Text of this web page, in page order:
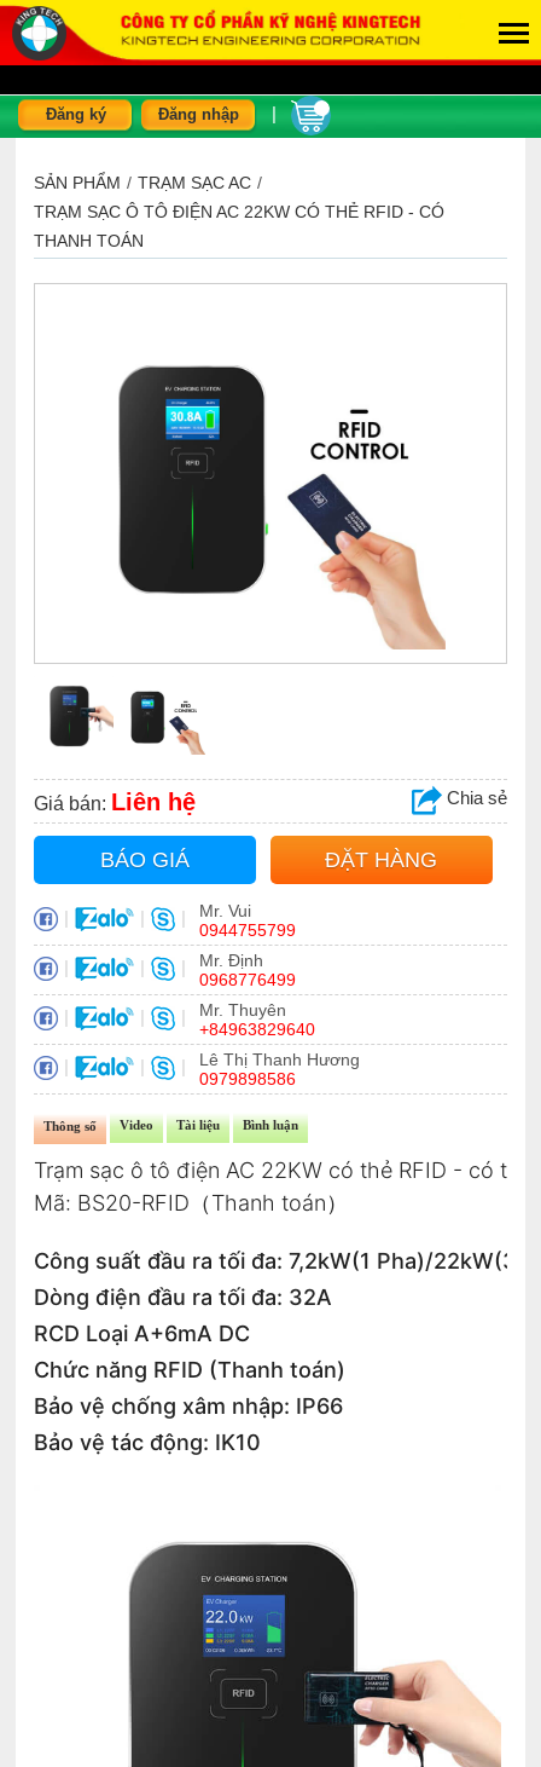
Đăng ký Đăng nhập
SẢN PHẨM / TRẠM SẠC AC /
TRẠM SẠC Ô TÔ ĐIỆN AC 22KW CÓ THẺ RFID - CÓ
THANH TOÁN
Giá bán: Liên hệ Chia sẻ
BÁO GIÁ ĐẶT HÀNG
| | |
Mr. Vui
0944755799
| | |
Mr. Định
0968776499
| | |
Mr. Thuyên
+84963829640
| | |
Lê Thị Thanh Hương
0979898586
Thông số Video Tài liệu Bình luận
Trạm sạc ô tô điện AC 22KW có thẻ RFID - có
Mã: BS20-RFID（Thanh toán）
Công suất đầu ra tối đa: 7,2kW(1 Pha)/22kW(3
Dòng điện đầu ra tối đa: 32A
RCD Loại A+6mA DC
Chức năng RFID (Thanh toán)
Bảo vệ chống xâm nhập: IP66
Bảo vệ tác động: IK10